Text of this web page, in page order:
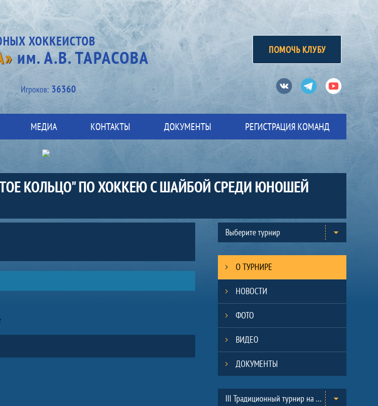
ХОККЕИСТОВ
им. А.В. ТАРАСОВА
Игроков: 36360
ПОМОЧЬ КЛУБУ
ВконтактеТелеграмЮтуб
МЕДИА КОНТАКТЫ ДОКУМЕНТЫ РЕГИСТРАЦИЯ КОМАНД
КОЛЬЦО" ПО ХОККЕЮ С ШАЙБОЙ СРЕДИ ЮНОШЕЙ
Выберите турнир
О ТУРНИРЕ
НОВОСТИ
ФОТО
ВИДЕО
ДОКУМЕНТЫ
Таблицы турнира III Традиционный турнир на призы Всероссийского Клуба юных хоккеистов «Золотая шайба» им. А.В. Тарасова в г.Черноголовка. (2013-2014)